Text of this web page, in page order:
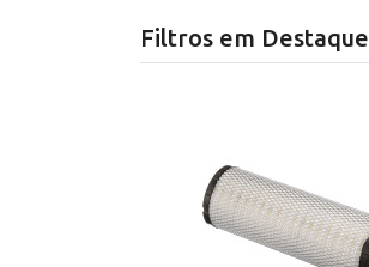
Filtros em Destaque